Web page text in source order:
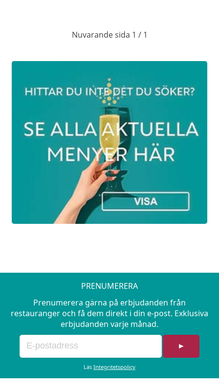
Nuvarande sida 1 / 1
PRENUMERERA
Prenumerera gärna på erbjudanden från
restauranger och få dem direkt i din e-post. Exklusiva
erbjudanden varje månad.
►
Läs Integritetspolicy